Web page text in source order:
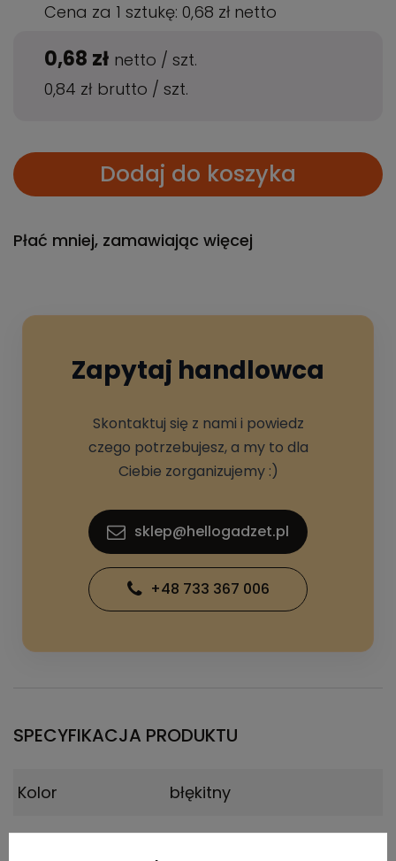
Cena za 1 sztukę: 0,68 zł netto
0,68 zł netto / szt.
0,84 zł brutto / szt.
Dodaj do koszyka
Płać mniej, zamawiając więcej
Zapytaj handlowca
Skontaktuj się z nami i powiedz
czego potrzebujesz, a my to dla
Ciebie zorganizujemy :)
sklep@hellogadzet.pl
+48 733 367 006
SPECYFIKACJA PRODUKTU
Kolor błękitny
Kraj
China